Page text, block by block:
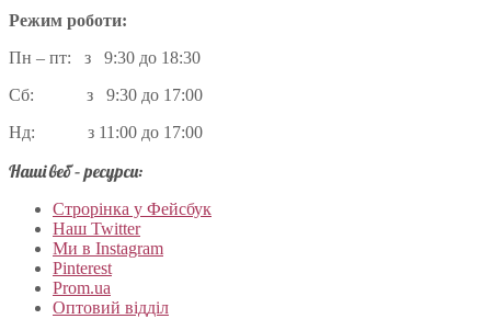
Режим роботи:
Пн – пт: з 9:30 до 18:30
Сб: з 9:30 до 17:00
Нд: з 11:00 до 17:00
Наші веб – ресурси:
Строрінка у Фейсбук
Наш Twitter
Ми в Instagram
Pinterest
Prom.ua
Оптовий відділ